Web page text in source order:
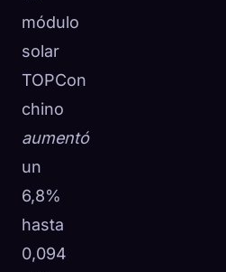
módulo
solar
TOPCon
chino
aumentó
un
6,8%
hasta
0,094